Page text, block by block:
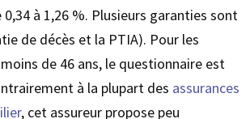
0,34 à 1,26 %. Plusieurs garanties sont
de décès et la PTIA). Pour les
de 46 ans, le questionnaire est
à la plupart des assurances
, cet assureur propose peu